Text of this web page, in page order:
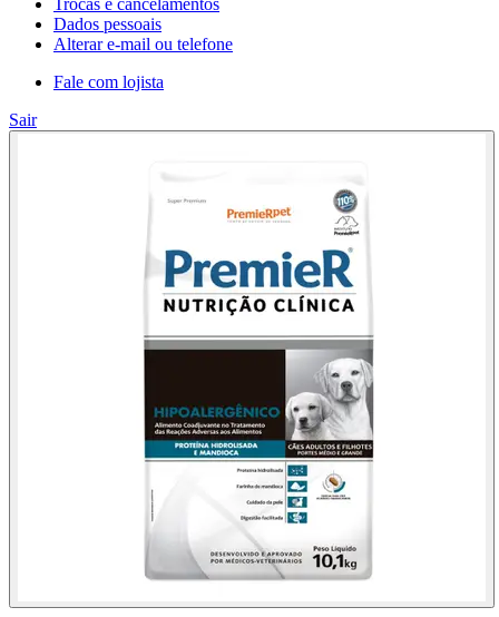
Dados pessoais
Alterar e-mail ou telefone
Fale com lojista
Sair